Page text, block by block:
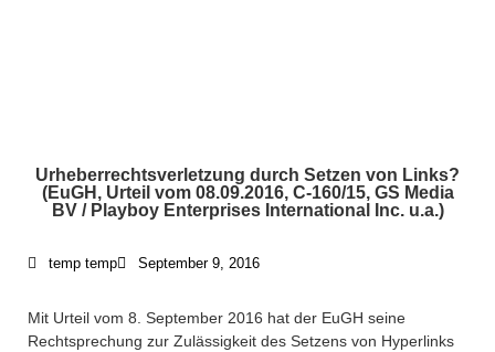
Urheberrechtsverletzung durch Setzen von Links?
(EuGH, Urteil vom 08.09.2016, C-160/15, GS Media
BV / Playboy Enterprises International Inc. u.a.)
temp temp September 9, 2016
Mit Urteil vom 8. September 2016 hat der EuGH seine
Rechtsprechung zur Zulässigkeit des Setzens von Hyperlinks
Schwerpunkte